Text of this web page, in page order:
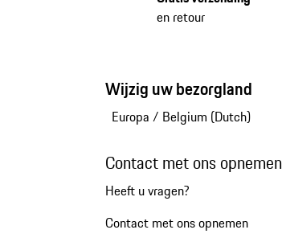
en retour
Wijzig uw bezorgland
Europa / Belgium (Dutch)
Contact met ons opnemen
Heeft u vragen?
Contact met ons opnemen